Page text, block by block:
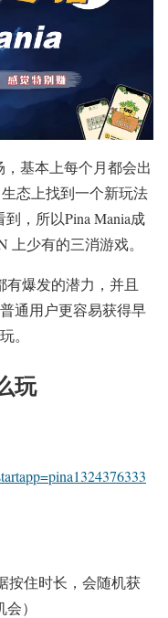
基本上每个月都会出
态上找到一个新玩法
，所以Pina Mania成
上少有的三消游戏。
爆发的潜力，并且
通用户更容易获得早
。
玩
按住时长，会随机获
）